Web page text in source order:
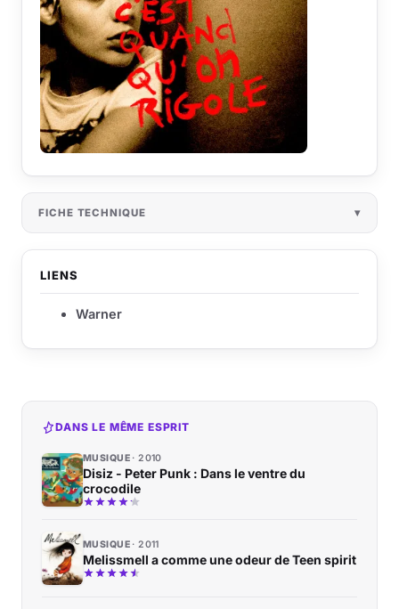
FICHE TECHNIQUE
LIENS
Warner
DANS LE MÊME ESPRIT
MUSIQUE 2010
Disiz - Peter Punk : Dans le ventre du
crocodile
MUSIQUE 2011
Melissmell a comme une odeur de Teen spirit